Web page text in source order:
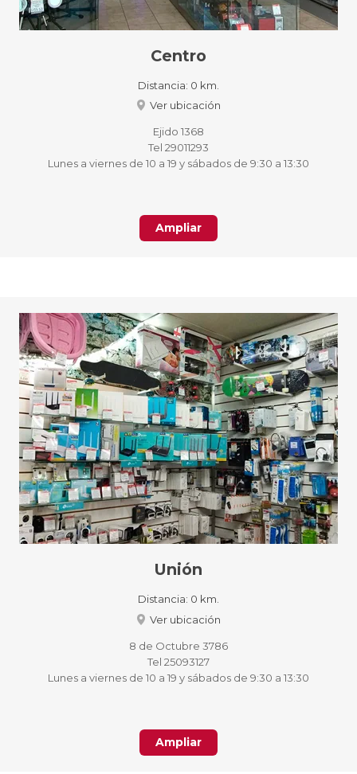
Centro
Distancia: 0 km.
Ver ubicación
Ejido 1368
Tel 29011293
Lunes a viernes de 10 a 19 y sábados de 9:30 a 13:30
Ampliar
Unión
Distancia: 0 km.
Ver ubicación
8 de Octubre 3786
Tel 25093127
Lunes a viernes de 10 a 19 y sábados de 9:30 a 13:30
Ampliar